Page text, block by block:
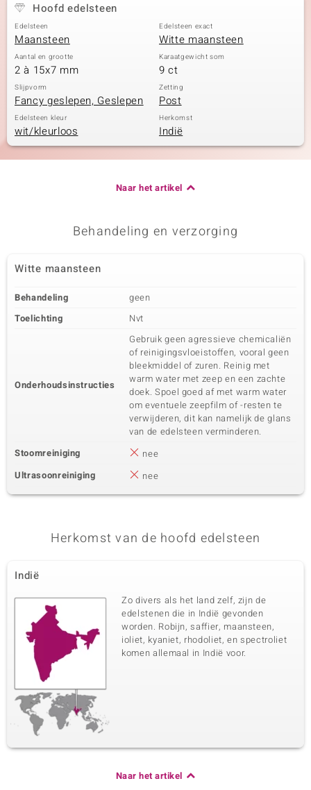
Hoofd edelsteen
Edelsteen
Maansteen
Edelsteen exact
Witte maansteen
Aantal en grootte
2 à 15x7 mm
Karaatgewicht som
9 ct
Slijpvorm
Fancy geslepen, Geslepen
Zetting
Post
Edelsteen kleur
wit/kleurloos
Herkomst
Indië
Naar het artikel
Behandeling en verzorging
Witte maansteen
Behandeling
geen
Toelichting
Nvt
Onderhoudsinstructies
Gebruik geen agressieve chemicaliën
of reinigingsvloeistoffen, vooral geen
bleekmiddel of zuren. Reinig met
warm water met zeep en een zachte
doek. Spoel goed af met warm water
om eventuele zeepfilm of -resten te
verwijderen, dit kan namelijk de glans
van de edelsteen verminderen.
Stoomreiniging
nee
Ultrasoonreiniging
nee
Herkomst van de hoofd edelsteen
Indië
Zo divers als het land zelf, zijn de
edelstenen die in Indië gevonden
worden. Robijn, saffier, maansteen,
ioliet, kyaniet, rhodoliet, en spectroliet
komen allemaal in Indië voor.
Naar het artikel